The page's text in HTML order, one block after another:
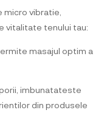
micro vibratie,
vitalitate tenului tau:
masajul optim a
imbunatateste
din produsele